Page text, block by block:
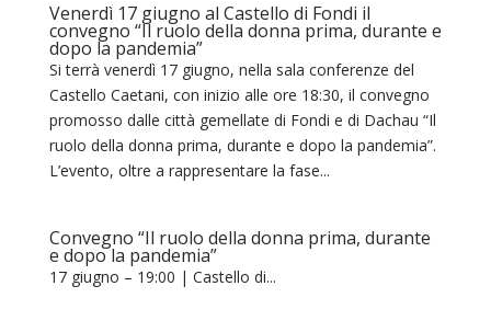
Venerdì 17 giugno al Castello di Fondi il
convegno “Il ruolo della donna prima, durante e
dopo la pandemia”
Si terrà venerdì 17 giugno, nella sala conferenze del
Castello Caetani, con inizio alle ore 18:30, il convegno
promosso dalle città gemellate di Fondi e di Dachau “Il
ruolo della donna prima, durante e dopo la pandemia”.
L’evento, oltre a rappresentare la fase...
Convegno “Il ruolo della donna prima, durante
e dopo la pandemia”
17 giugno – 19:00 | Castello di...